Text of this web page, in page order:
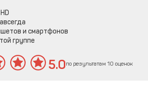
и смартфонов
группе
5.0по результатам 10 оценок